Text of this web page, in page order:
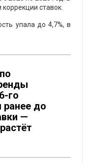
ставок.
упала до 4,7%, в
го
ранее до
—